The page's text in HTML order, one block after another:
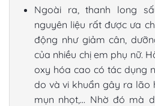
Ngoài ra,thanh long
nguyên liệu rất được ưa
động như giảm cân,
của nhiều chị em phụ nữ.
oxy hóa cao có tác dụng
do và vi khuẩn gây ra lão
mụn nhọt,… Nhờ đó mà